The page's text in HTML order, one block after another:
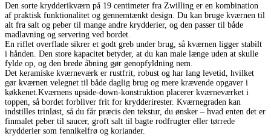
Den sorte krydderikværn på 19 centimeter fra Zwilling er en kombination
af praktisk funktionalitet og gennemtænkt design. Du kan bruge kværnen til
alt fra salt og peber til mange andre krydderier, og den passer til både
madlavning og servering ved bordet.
En riflet overflade sikrer et godt greb under brug, så kværnen ligger stabilt
i hånden. Den store kapacitet betyder, at du kan male længe uden at skulle
fylde op, og den brede åbning gør genopfyldning nem.
Det keramiske kværneværk er rustfrit, robust og har lang levetid, hvilket
gør kværnen velegnet til både daglig brug og mere krævende opgaver i
køkkenet.Kværnens upside-down-konstruktion placerer kværneværket i
toppen, så bordet forbliver frit for krydderirester. Kværnegraden kan
indstilles trinløst, så du får præcis den tekstur, du ønsker – hvad enten det er
finmalet peber til saucer, groft salt til bagte rodfrugter eller tørrede
krydderier som fennikelfrø og koriander.